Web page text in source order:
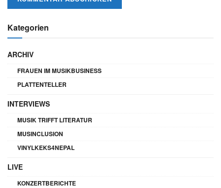
Kategorien
ARCHIV
FRAUEN IM MUSIKBUSINESS
PLATTENTELLER
INTERVIEWS
MUSIK TRIFFT LITERATUR
MUSINCLUSION
VINYLKEKS4NEPAL
LIVE
KONZERTBERICHTE